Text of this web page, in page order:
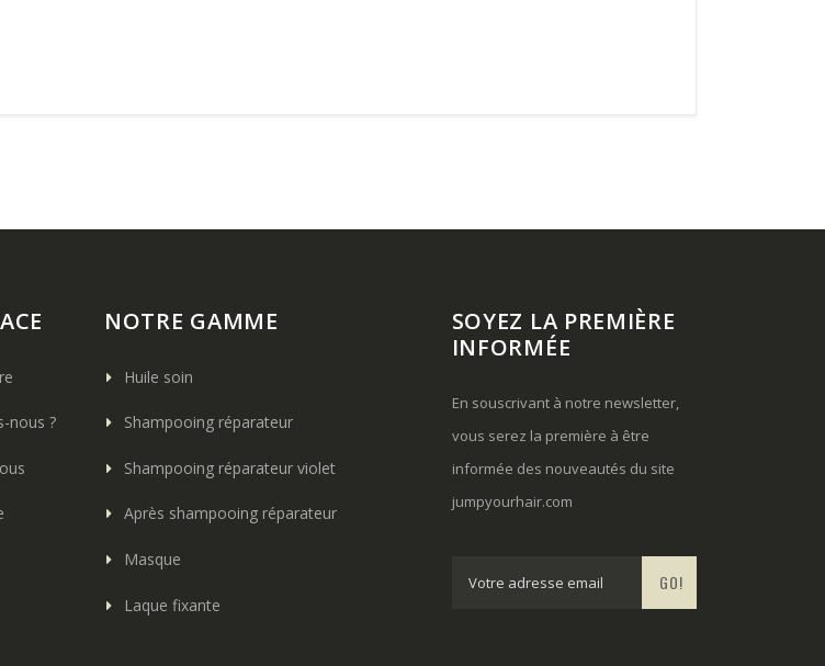
nous ?
NOTRE GAMME
Huile soin
Shampooing réparateur
Shampooing réparateur violet
Après shampooing réparateur
Masque
Laque fixante
SOYEZ LA PREMIÈRE
INFORMÉE
En souscrivant à notre newsletter,
vous serez la première à être
informée des nouveautés du site
jumpyourhair.com
GO!